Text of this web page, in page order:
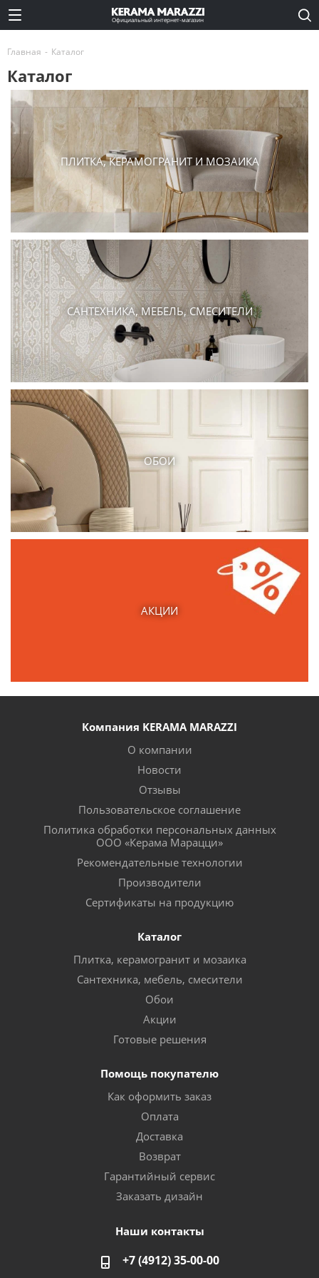
Официальный интернет-магазин
Главная - Каталог
Каталог
ПЛИТКА, КЕРАМОГРАНИТ И МОЗАИКА
САНТЕХНИКА, МЕБЕЛЬ, СМЕСИТЕЛИ
ОБОИ
АКЦИИ
Компания KERAMA MARAZZI
О компании
Новости
Отзывы
Пользовательское соглашение
Политика обработки персональных данных
ООО «Керама Марацци»
Рекомендательные технологии
Производители
Сертификаты на продукцию
Каталог
Плитка, керамогранит и мозаика
Сантехника, мебель, смесители
Обои
Акции
Готовые решения
Помощь покупателю
Как оформить заказ
Оплата
Доставка
Возврат
Гарантийный сервис
Заказать дизайн
Наши контакты
+7 (4912) 35-00-00